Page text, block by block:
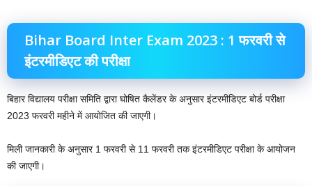
Bihar Board Inter Exam 2023 : 1 फरवरी से
इंटरमीडिएट की परीक्षा
बिहार विद्यालय परीक्षा समिति द्वारा घोषित कैलेंडर के अनुसार इंटरमीडिएट बोर्ड परीक्षा
2023 फरवरी महीने में आयोजित की जाएगी।
मिली जानकारी के अनुसार ‌1 फरवरी से 11 फरवरी तक इंटरमीडिएट परीक्षा के आयोजन
की जाएगी।